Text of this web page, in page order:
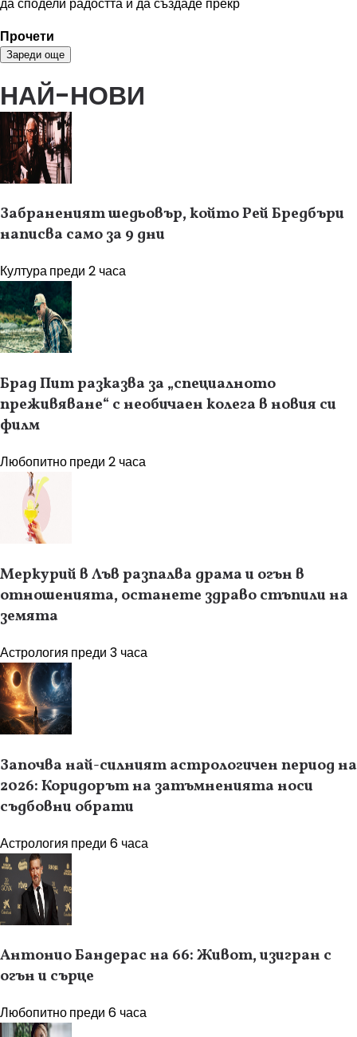
Прочети
Зареди още
НАЙ-НОВИ
Забраненият шедьовър, който Рей Бредбъри
написва само за 9 дни
Културапреди 2 часа
Брад Пит разказва за „специалното
преживяване“ с необичаен колега в новия си
филм
Любопитнопреди 2 часа
Меркурий в Лъв разпалва драма и огън в
отношенията, останете здраво стъпили на
земята
Астрология преди 3 часа
Започва най-силният астрологичен период на
2026: Коридорът на затъмненията носи
съдбовни обрати
Астрология преди 6 часа
Антонио Бандерас на 66: Живот, изигран с
огън и сърце
Любопитнопреди 6 часа